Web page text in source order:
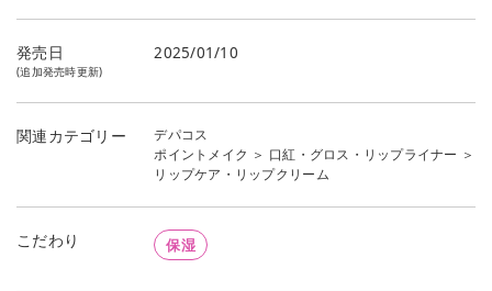
発売日
(追加発売時更新)
2025/01/10
関連カテゴリー
デパコス
ポイントメイク ＞ 口紅・グロス・リップライナー ＞
リップケア・リップクリーム
こだわり 保湿